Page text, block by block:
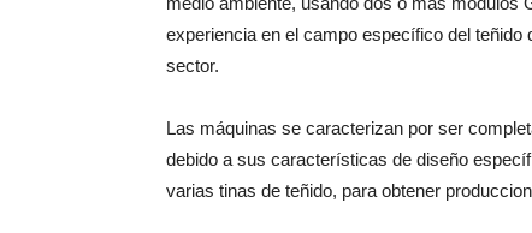
experiencia en el campo específico del
sector.
Las máquinas se caracterizan por ser
debido a sus características de diseño
varias tinas de teñido, para obtener